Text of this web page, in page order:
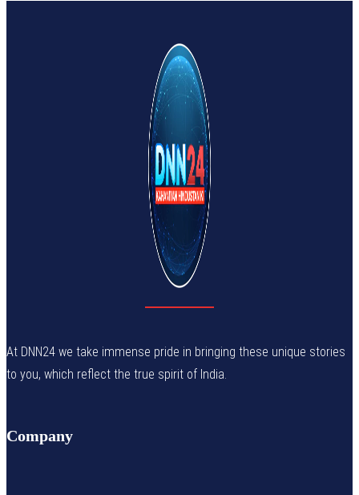
At DNN24 we take immense pride in bringing these unique stories
to you, which reflect the true spirit of India.
Company